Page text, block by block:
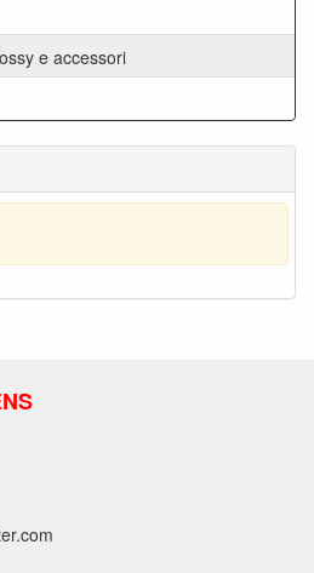
e accessori